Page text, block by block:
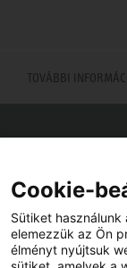
TOVÁBBI
Viszonteladót keres
Cookie-
Sütiket
elemezzük az Ön
élményt nyújtsuk